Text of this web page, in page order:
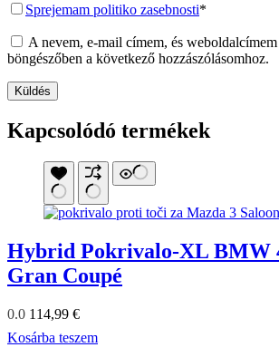
Sprejemam politiko zasebnosti*
A nevem, e-mail címem, és weboldalcímem
böngészőben a következő hozzászólásomhoz.
Küldés
Kapcsolódó termékek
Hybrid Pokrivalo-XL BMW
Gran Coupé
0.0 114,99 €
Kosárba teszem